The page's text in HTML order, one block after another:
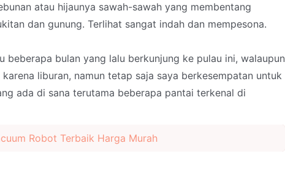
atau hijaunya sawah-sawah yang membentang
dan gunung. Terlihat sangat indah dan mempesona.
beberapa bulan yang lalu berkunjung ke pulau ini, walaupun
liburan, namun tetap saja saya berkesempatan untuk
ada di sana terutama beberapa pantai terkenal di
Robot Terbaik Harga Murah